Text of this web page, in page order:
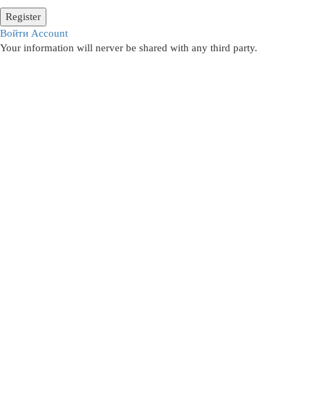
Register
Войти Account
Your information will nerver be shared with any third party.